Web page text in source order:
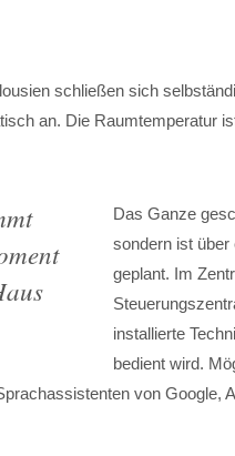
schließen sich
an. Die Raumtemperatur
Das Ganze
sondern ist
geplant. Im
installierte
bedient wird.
von Google,